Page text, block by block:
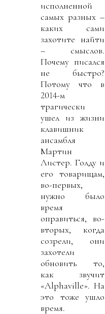
исполненной
самых разных –
каких сами
захотите найти
– смыслов.
Почему писался
не быстро?
Потому что в
2014-м
трагически
ушел из жизни
клавишник
ансамбля
Мартин
Листер. Голду и
его товарищам,
во-первых,
нужно было
время
оправиться, во-
вторых, когда
созрели, они
захотели
обновить то,
как звучит
«Alphaville». На
это тоже ушло
время.